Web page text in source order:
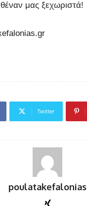
μας ξεχωριστά!
Twitter
poulatakefalonias